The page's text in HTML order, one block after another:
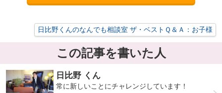
日比野くんのなんでも相談室 ザ・ベストＱ＆Ａ：お子様
この記事を書いた人
日比野 くん
常に新しいことにチャレンジしています！